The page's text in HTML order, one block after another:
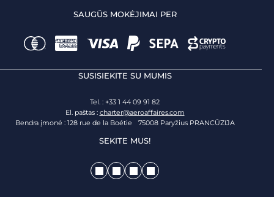
SAUGŪS MOKĖJIMAI PER
SUSISIEKITE SU MUMIS
Tel. : +33 1 44 09 91 82
El. paštas : charter@aeroaffaires.com
Bendra įmonė : 128 rue de la Boétie 75008 Paryžius PRANCŪZIJA
SEKITE MUS!